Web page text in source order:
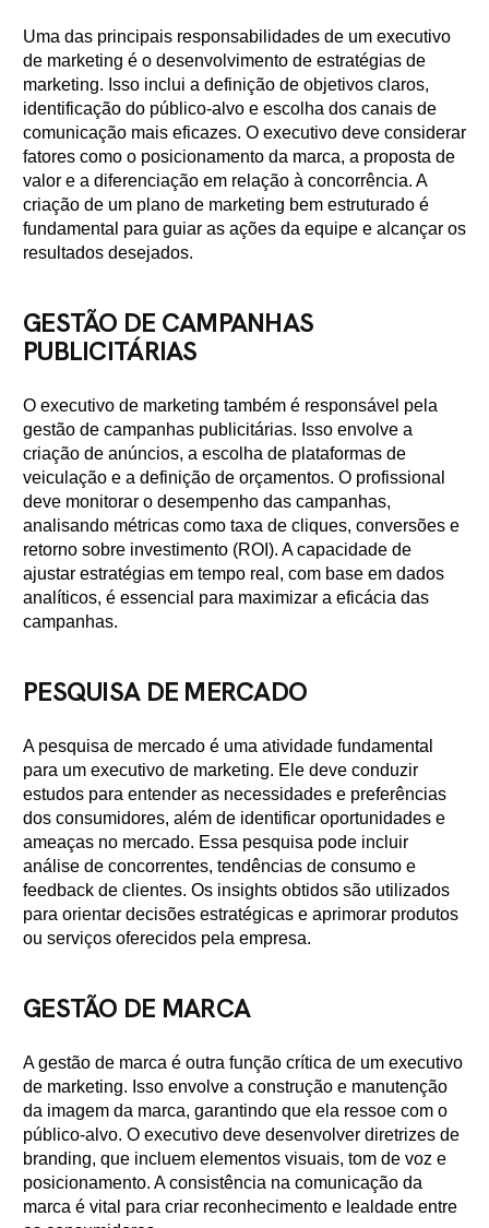
Uma das principais responsabilidades de um executivo
de marketing é o desenvolvimento de estratégias de
marketing. Isso inclui a definição de objetivos claros,
identificação do público-alvo e escolha dos canais de
comunicação mais eficazes. O executivo deve considerar
fatores como o posicionamento da marca, a proposta de
valor e a diferenciação em relação à concorrência. A
criação de um plano de marketing bem estruturado é
fundamental para guiar as ações da equipe e alcançar os
resultados desejados.
GESTÃO DE CAMPANHAS
PUBLICITÁRIAS
O executivo de marketing também é responsável pela
gestão de campanhas publicitárias. Isso envolve a
criação de anúncios, a escolha de plataformas de
veiculação e a definição de orçamentos. O profissional
deve monitorar o desempenho das campanhas,
analisando métricas como taxa de cliques, conversões e
retorno sobre investimento (ROI). A capacidade de
ajustar estratégias em tempo real, com base em dados
analíticos, é essencial para maximizar a eficácia das
campanhas.
PESQUISA DE MERCADO
A pesquisa de mercado é uma atividade fundamental
para um executivo de marketing. Ele deve conduzir
estudos para entender as necessidades e preferências
dos consumidores, além de identificar oportunidades e
ameaças no mercado. Essa pesquisa pode incluir
análise de concorrentes, tendências de consumo e
feedback de clientes. Os insights obtidos são utilizados
para orientar decisões estratégicas e aprimorar produtos
ou serviços oferecidos pela empresa.
GESTÃO DE MARCA
A gestão de marca é outra função crítica de um executivo
de marketing. Isso envolve a construção e manutenção
da imagem da marca, garantindo que ela ressoe com o
público-alvo. O executivo deve desenvolver diretrizes de
branding, que incluem elementos visuais, tom de voz e
posicionamento. A consistência na comunicação da
marca é vital para criar reconhecimento e lealdade entre